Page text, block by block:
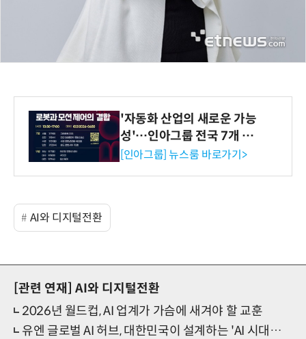
'자동화 산업의 새로운 가능
성'…인아그룹 전국 7개 도
시 세미나 페어 개최
[인아그룹] 뉴스룸 바로가기>
AI와 디지털전환
[관련 연재] AI와 디지털전환
2026년 월드컵, AI 업계가 가슴에 새겨야 할 교훈
유엔 글로벌 AI 허브, 대한민국이 설계하는 'AI 시대의 제네바'